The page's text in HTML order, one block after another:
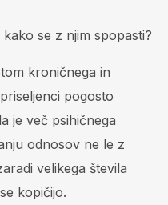
se z njim spopasti?
kroničnega in
pogosto
je več psihičnega
odnosov ne le z
velikega števila
kopičijo.